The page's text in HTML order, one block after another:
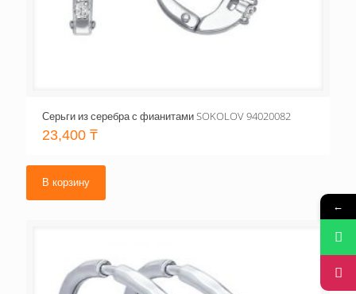
Серьги из серебра с фианитами SOKOLOV 94020082
23,400 ₸
В корзину
←